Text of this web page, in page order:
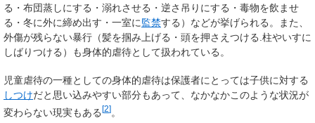
る・布団蒸しにする・溺れさせる・逆さ吊りにする・毒物を飲ませ
る・冬に外に締め出す・一室に監禁する）などが挙げられる。また、
外傷が残らない暴行（髪を掴み上げる・頭を押さえつける.柱やいすに
しばりつける）も身体的虐待として扱われている。
児童虐待の一種としての身体的虐待は保護者にとっては子供に対する
しつけだと思い込みやすい部分もあって、なかなかこのような状況が
変わらない現実もある [2] 。